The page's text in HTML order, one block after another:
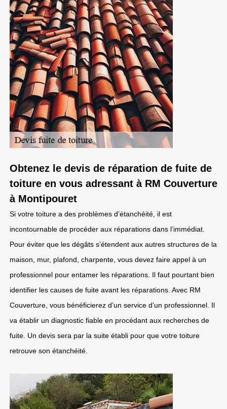
Obtenez le devis de réparation de fuite de
toiture en vous adressant à RM Couverture
à Montipouret
Si votre toiture a des problèmes d’étanchéité, il est
incontournable de procéder aux réparations dans l’immédiat.
Pour éviter que les dégâts s’étendent aux autres structures de la
maison, mur, plafond, charpente, vous devez faire appel à un
professionnel pour entamer les réparations. Il faut pourtant bien
identifier les causes de fuite avant les réparations. Avec RM
Couverture, vous bénéficierez d’un service d’un professionnel. Il
va établir un diagnostic fiable en procédant aux recherches de
fuite. Un devis sera par la suite établi pour que votre toiture
retrouve son étanchéité.